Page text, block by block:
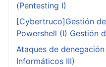
(Pentesting I)
[Cybertruco]Gestión
Powershell (I) Gestión
Ataques de
Informáticos III)